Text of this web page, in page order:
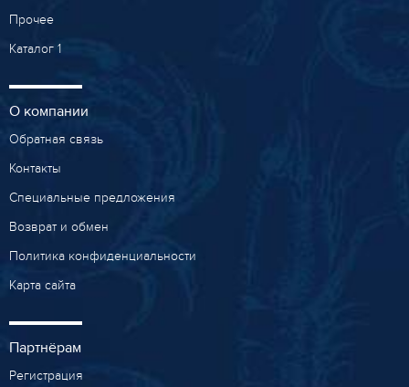
Прочее
Каталог 1
О компании
Обратная связь
Контакты
Специальные предложения
Возврат и обмен
Политика конфиденциальности
Карта сайта
Партнёрам
Регистрация